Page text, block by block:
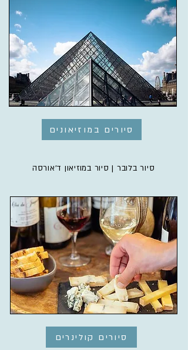
סיורים במוזיאונים
סיור בלובר | סיור במוזיאון ד'אורסה
סיורים קולינרים